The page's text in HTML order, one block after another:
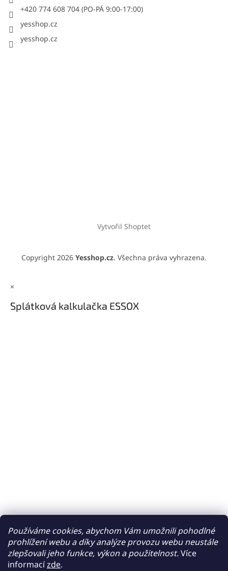
Používáme cookies, abychom Vám umožnili pohodlné
prohlížení webu a díky analýze provozu webu neustále
zlepšovali jeho funkce, výkon a použitelnost.Více
informacízde.
+420 774 608 704 (PO-PÁ 9:00-17:00)
yesshop.cz
yesshop.cz
Vytvořil Shoptet
Copyright 2026 Yesshop.cz. Všechna práva vyhrazena.
×
Splátková kalkulačka ESSOX